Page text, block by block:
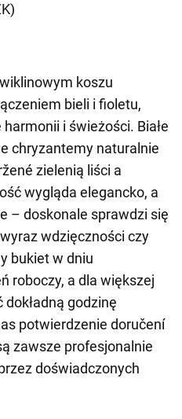
koszu
bieli i fioletu,
i świeżości. Białe
chryzantemy naturalnie
zielenią liści a
wygląda elegancko, a
– doskonale sprawdzi się
wdzięczności czy
bukiet w dniu
roboczy, a dla większej
godzinę
potwierdzenie doručení
zawsze profesjonalnie
doświadczonych